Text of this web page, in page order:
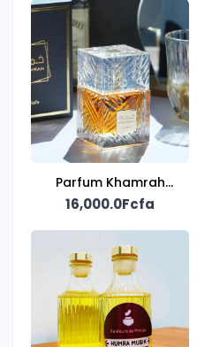
Parfum Khamrah
Lattafa
16,000.0Fcfa